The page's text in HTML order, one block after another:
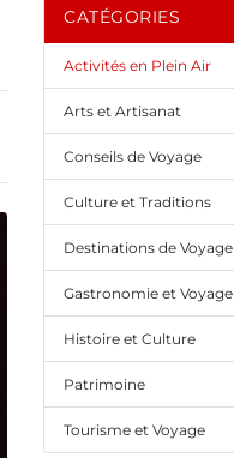
CATÉGORIES
Activités en Plein Air
Arts et Artisanat
Conseils de Voyage
Culture et Traditions
Destinations de Voyage
Gastronomie et Voyage
Histoire et Culture
Patrimoine
Tourisme et Voyage